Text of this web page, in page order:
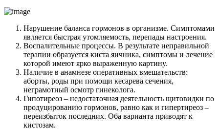
Нарушение баланса гормонов в организме. Симптомами
является быстрая утомляемость, перепады настроения.
Воспалительные процессы. В результате неправильной
терапии образуется киста яичника, симптомы и лечение
которой имеют ярко выраженную картину.
Наличие в анамнезе оперативных вмешательств:
аборты, роды при помощи кесарева сечения,
неграмотный осмотр гинеколога.
Гипотиреоз – недостаточная деятельность щитовидки по
продуцированию гормонов, равно как и гипертиреоз –
переизбыток последних. Оба варианта приводят к
кистозам.